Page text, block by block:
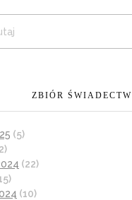
ZBIÓR ŚWIADECTW
(5)
(22)
(10)